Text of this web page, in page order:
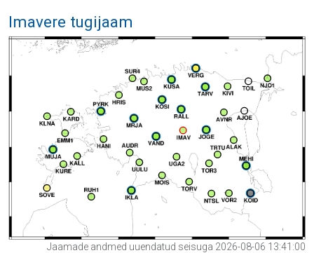
Imavere tugijaam
Jaamade andmed uuendatud seisuga 2026-08-06 13:41:00